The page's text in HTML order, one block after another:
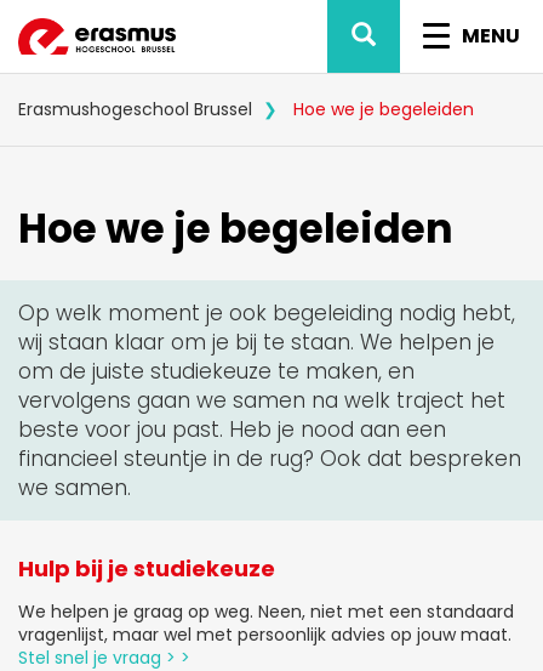
en
naar
de
inhoud
MENU
ZOEK
Erasmushogeschool Brussel Hoe we je begeleiden
Hoe we je begeleiden
Op welk moment je ook begeleiding nodig hebt,
wij staan klaar om je bij te staan. We helpen je
om de juiste studiekeuze te maken, en
vervolgens gaan we samen na welk traject het
beste voor jou past. Heb je nood aan een
financieel steuntje in de rug? Ook dat bespreken
we samen.
Hulp bij je studiekeuze
We helpen je graag op weg. Neen, niet met een standaard
vragenlijst, maar wel met persoonlijk advies op jouw maat.
Stel snel je vraag > >